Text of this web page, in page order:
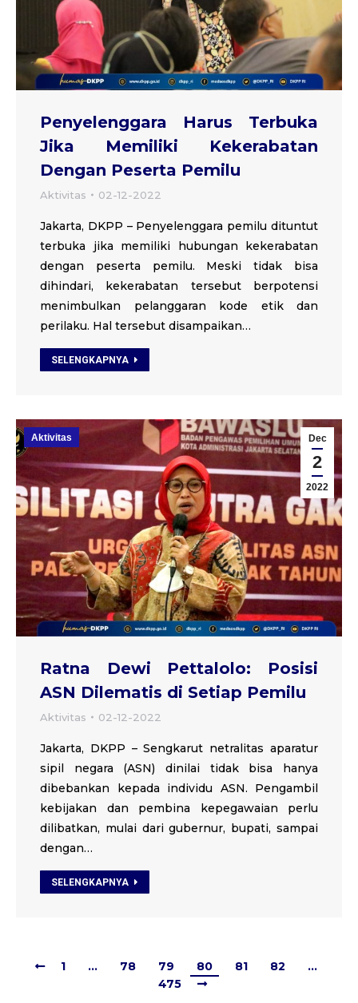
Penyelenggara Harus Terbuka
Jika Memiliki Kekerabatan
Dengan Peserta Pemilu
Aktivitas 02-12-2022
Jakarta, DKPP – Penyelenggara pemilu dituntut
terbuka jika memiliki hubungan kekerabatan
dengan peserta pemilu. Meski tidak bisa
dihindari, kekerabatan tersebut berpotensi
menimbulkan pelanggaran kode etik dan
perilaku. Hal tersebut disampaikan…
SELENGKAPNYA
Dec
2
2022
Aktivitas
Ratna Dewi Pettalolo: Posisi
ASN Dilematis di Setiap Pemilu
Aktivitas 02-12-2022
Jakarta, DKPP – Sengkarut netralitas aparatur
sipil negara (ASN) dinilai tidak bisa hanya
dibebankan kepada individu ASN. Pengambil
kebijakan dan pembina kepegawaian perlu
dilibatkan, mulai dari gubernur, bupati, sampai
dengan…
SELENGKAPNYA
1 … 78 79 80 81 82
…
475